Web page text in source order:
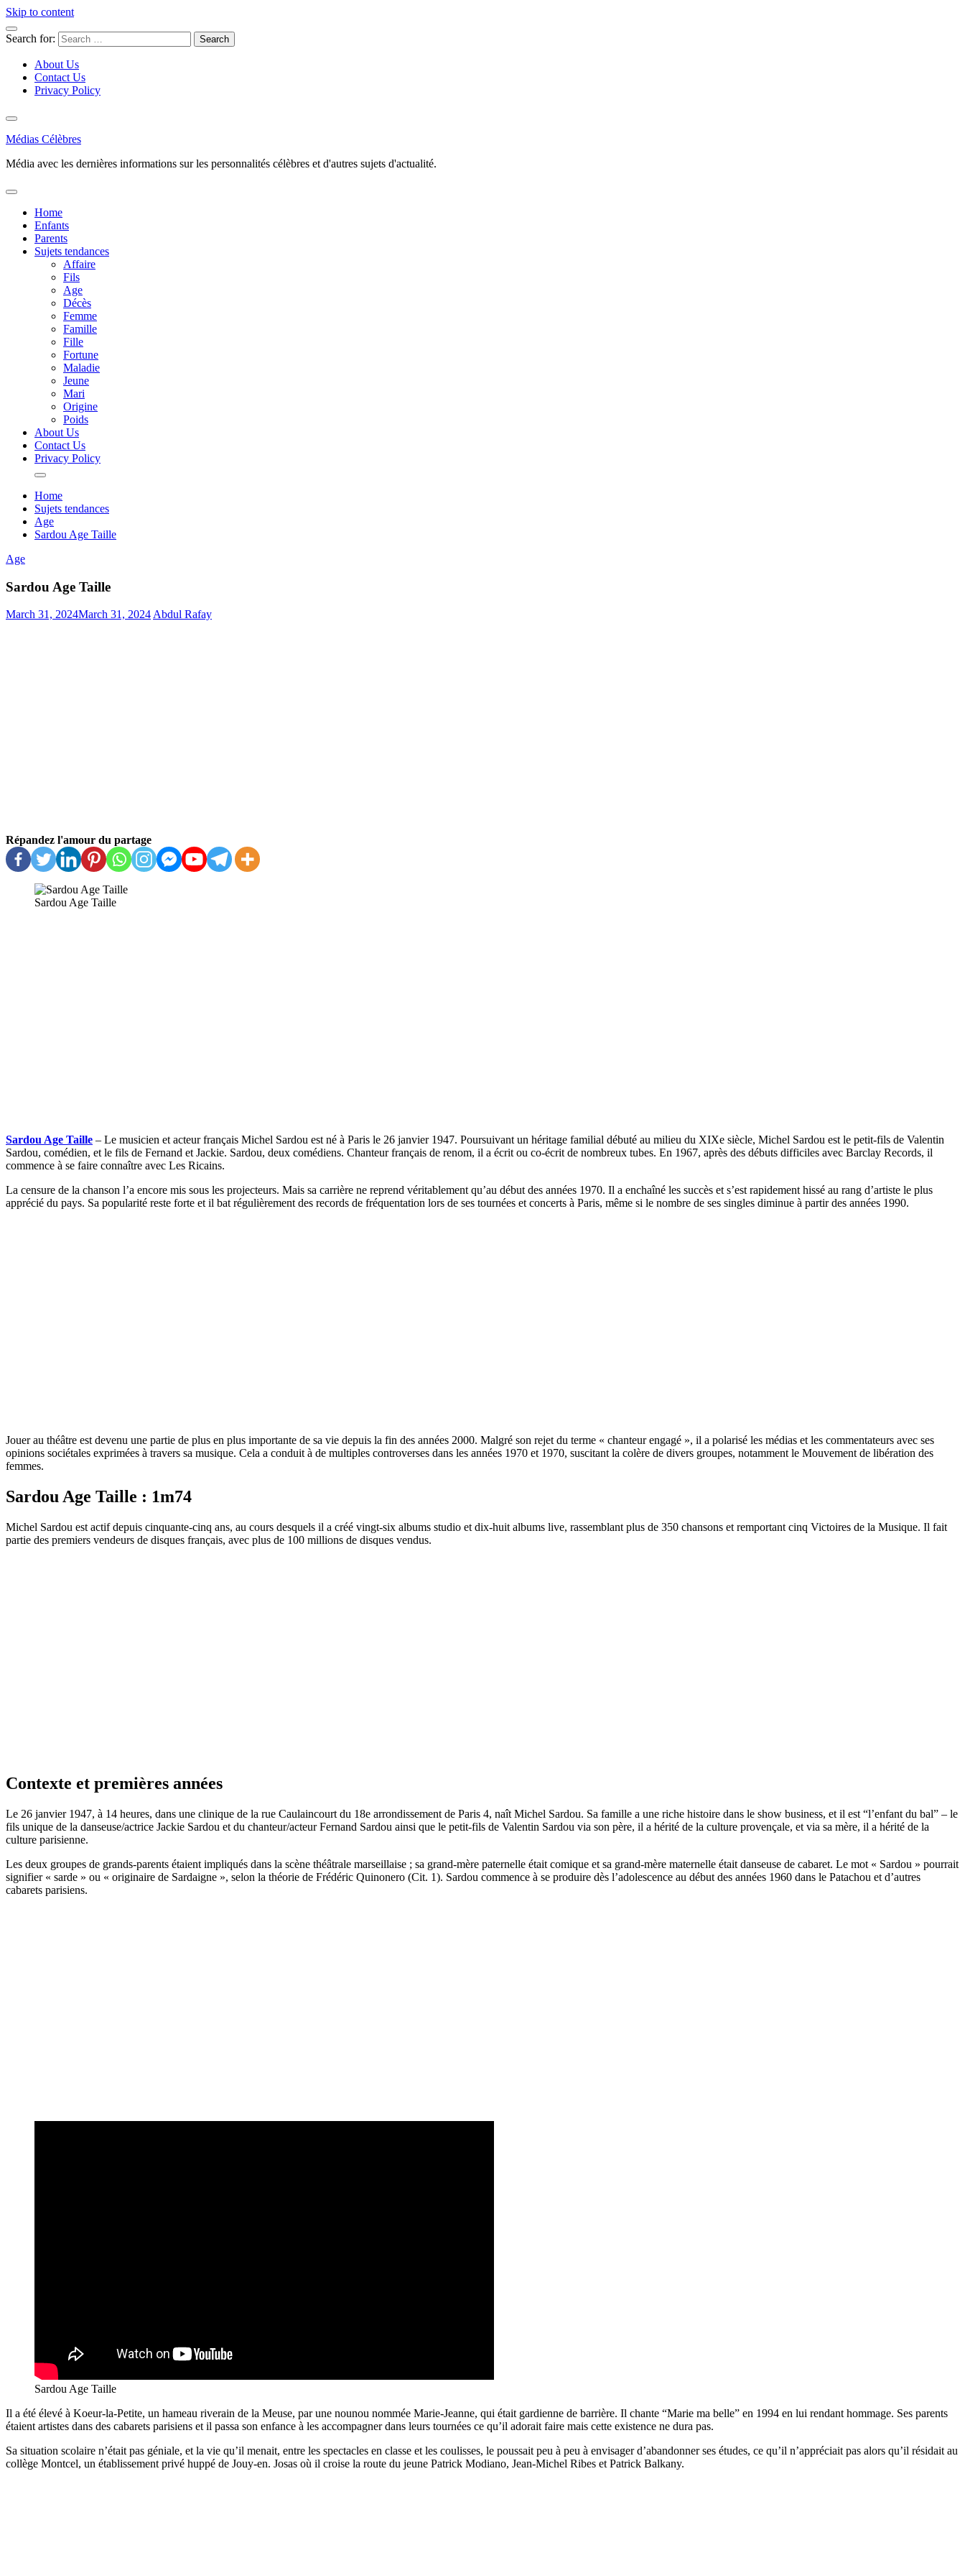
Skip to content
Search for:
About Us
Contact Us
Privacy Policy
Médias Célèbres
Média avec les dernières informations sur les personnalités célèbres et d'autres sujets d'actualité.
Home
Enfants
Parents
Sujets tendances
Affaire
Fils
Age
Décès
Femme
Famille
Fille
Fortune
Maladie
Jeune
Mari
Origine
Poids
About Us
Contact Us
Privacy Policy
Home
Sujets tendances
Age
Sardou Age Taille
Age
Sardou Age Taille
March 31, 2024March 31, 2024Abdul Rafay
Répandez l'amour du partage
Sardou Age Taille
Sardou Age Taille – Le musicien et acteur français Michel Sardou est né à Paris le 26 janvier 1947. Poursuivant un héritage familial débuté au milieu du XIXe siècle, Michel Sardou est le petit-fils de Valentin
Sardou, comédien, et le fils de Fernand et Jackie. Sardou, deux comédiens. Chanteur français de renom, il a écrit ou co-écrit de nombreux tubes. En 1967, après des débuts difficiles avec Barclay Records, il
commence à se faire connaître avec Les Ricains.
La censure de la chanson l’a encore mis sous les projecteurs. Mais sa carrière ne reprend véritablement qu’au début des années 1970. Il a enchaîné les succès et s’est rapidement hissé au rang d’artiste le plus
apprécié du pays. Sa popularité reste forte et il bat régulièrement des records de fréquentation lors de ses tournées et concerts à Paris, même si le nombre de ses singles diminue à partir des années 1990.
Jouer au théâtre est devenu une partie de plus en plus importante de sa vie depuis la fin des années 2000. Malgré son rejet du terme « chanteur engagé », il a polarisé les médias et les commentateurs avec ses
opinions sociétales exprimées à travers sa musique. Cela a conduit à de multiples controverses dans les années 1970 et 1970, suscitant la colère de divers groupes, notamment le Mouvement de libération des
femmes.
Sardou Age Taille : 1m74
Michel Sardou est actif depuis cinquante-cinq ans, au cours desquels il a créé vingt-six albums studio et dix-huit albums live, rassemblant plus de 350 chansons et remportant cinq Victoires de la Musique. Il fait
partie des premiers vendeurs de disques français, avec plus de 100 millions de disques vendus.
Contexte et premières années
Le 26 janvier 1947, à 14 heures, dans une clinique de la rue Caulaincourt du 18e arrondissement de Paris 4, naît Michel Sardou. Sa famille a une riche histoire dans le show business, et il est “l’enfant du bal” – le
fils unique de la danseuse/actrice Jackie Sardou et du chanteur/acteur Fernand Sardou ainsi que le petit-fils de Valentin Sardou via son père, il a hérité de la culture provençale, et via sa mère, il a hérité de la
culture parisienne.
Les deux groupes de grands-parents étaient impliqués dans la scène théâtrale marseillaise ; sa grand-mère paternelle était comique et sa grand-mère maternelle était danseuse de cabaret. Le mot « Sardou » pourrait
signifier « sarde » ou « originaire de Sardaigne », selon la théorie de Frédéric Quinonero (Cit. 1). Sardou commence à se produire dès l’adolescence au début des années 1960 dans le Patachou et d’autres
cabarets parisiens.
Sardou Age Taille
Il a été élevé à Koeur-la-Petite, un hameau riverain de la Meuse, par une nounou nommée Marie-Jeanne, qui était gardienne de barrière. Il chante “Marie ma belle” en 1994 en lui rendant hommage. Ses parents
étaient artistes dans des cabarets parisiens et il passa son enfance à les accompagner dans leurs tournées ce qu’il adorait faire mais cette existence ne dura pas.
Sa situation scolaire n’était pas géniale, et la vie qu’il menait, entre les spectacles en classe et les coulisses, le poussait peu à peu à envisager d’abandonner ses études, ce qu’il n’appréciait pas alors qu’il résidait au
collège Montcel, un établissement privé huppé de Jouy-en. Josas où il croise la route du jeune Patrick Modiano, Jean-Michel Ribes et Patrick Balkany.